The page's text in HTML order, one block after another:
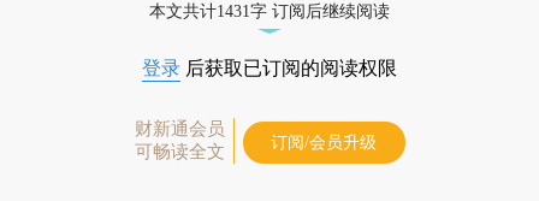
本文共计1431字 订阅后继续阅读
登录 后获取已订阅的阅读权限
财新通会员
可畅读全文
订阅/会员升级